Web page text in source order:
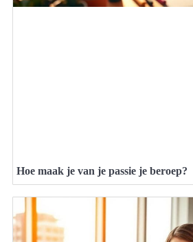
Hoe maak je van je passie je beroep?